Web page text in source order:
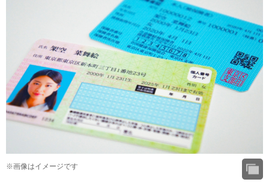
※画像はイメージです